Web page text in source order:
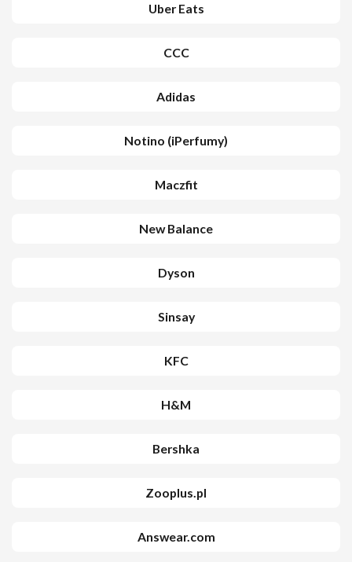
Uber Eats
CCC
Adidas
Notino (iPerfumy)
Maczfit
New Balance
Dyson
Sinsay
KFC
H&M
Bershka
Zooplus.pl
Answear.com